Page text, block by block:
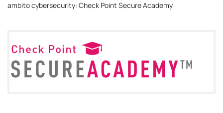
ambito cybersecurity: Check Point Secure Academy